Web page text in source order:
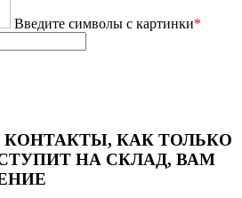
Введите символы с картинки*
КОНТАКТЫ, КАК ТОЛЬКО
НА СКЛАД, ВАМ